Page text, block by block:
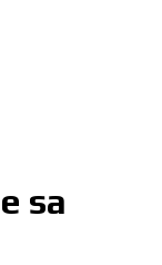
sa